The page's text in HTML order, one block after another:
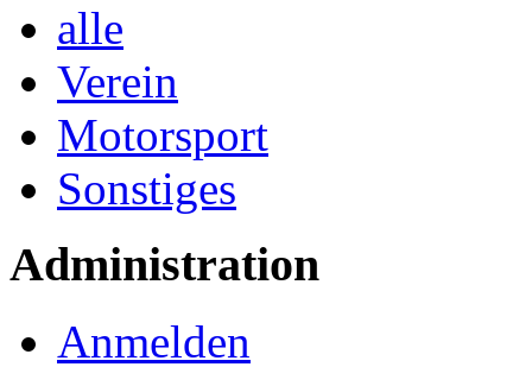
alle
Verein
Motorsport
Sonstiges
Administration
Anmelden